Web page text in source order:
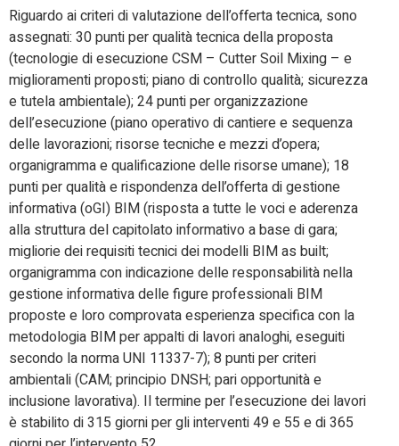
Riguardo ai criteri di valutazione dell’offerta tecnica, sono
assegnati: 30 punti per qualità tecnica della proposta
(tecnologie di esecuzione CSM – Cutter Soil Mixing – e
miglioramenti proposti; piano di controllo qualità; sicurezza
e tutela ambientale); 24 punti per organizzazione
dell’esecuzione (piano operativo di cantiere e sequenza
delle lavorazioni; risorse tecniche e mezzi d’opera;
organigramma e qualificazione delle risorse umane); 18
punti per qualità e rispondenza dell’offerta di gestione
informativa (oGI) BIM (risposta a tutte le voci e aderenza
alla struttura del capitolato informativo a base di gara;
migliorie dei requisiti tecnici dei modelli BIM as built;
organigramma con indicazione delle responsabilità nella
gestione informativa delle figure professionali BIM
proposte e loro comprovata esperienza specifica con la
metodologia BIM per appalti di lavori analoghi, eseguiti
secondo la norma UNI 11337-7); 8 punti per criteri
ambientali (CAM; principio DNSH; pari opportunità e
inclusione lavorativa). Il termine per l’esecuzione dei lavori
è stabilito di 315 giorni per gli interventi 49 e 55 e di 365